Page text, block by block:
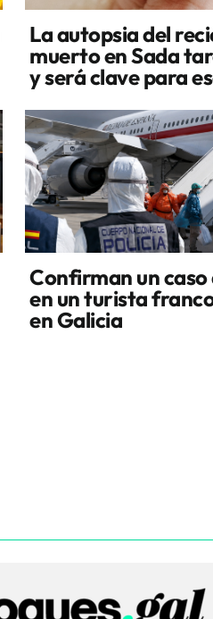
La autopsia del
muerto en Sada
y será clave para
Confirman un
en un turista
en Galicia